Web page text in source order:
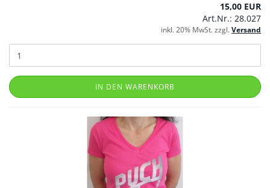
15,00 EUR
Art.Nr.: 28.027
inkl. 20% MwSt. zzgl.Versand
IN DEN WARENKORB